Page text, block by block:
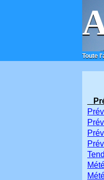
Toute